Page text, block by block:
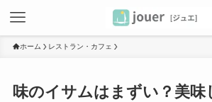
ホーム レストラン・カフェ
味のイサムはまずい？美味